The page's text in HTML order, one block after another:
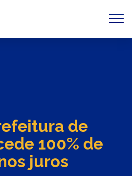
Next
de
100% de
juros